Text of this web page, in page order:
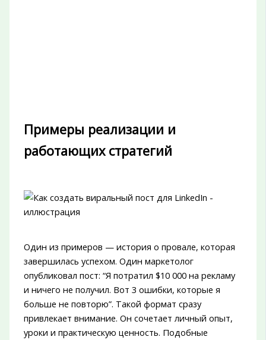
Примеры реализации и
работающих стратегий
Один из примеров — история о провале, которая
завершилась успехом. Один маркетолог
опубликовал пост: “Я потратил $10 000 на рекламу
и ничего не получил. Вот 3 ошибки, которые я
больше не повторю”. Такой формат сразу
привлекает внимание. Он сочетает личный опыт,
уроки и практическую ценность. Подобные